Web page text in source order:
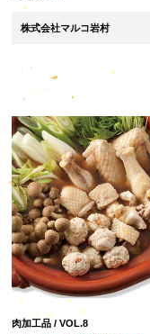
株式会社マルコ岩村
肉加工品 / VOL.8